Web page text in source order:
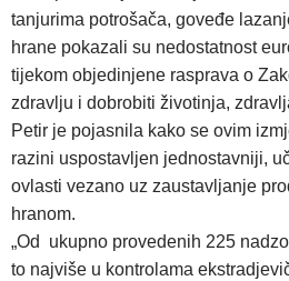
tanjurima potrošača, goveđe
hrane pokazali su nedostatnost
tijekom objedinjene rasprava o
zdravlju i dobrobiti životinja,
Petir je pojasnila kako se ovim
razini uspostavljen jednostavniji,
ovlasti vezano uz zaustavljanje
hranom.
„Od ukupno provedenih 225
to najviše u kontrolama